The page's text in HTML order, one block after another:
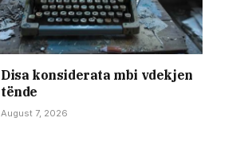
Disa konsiderata mbi vdekjen
tënde
August 7, 2026